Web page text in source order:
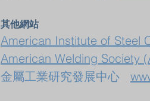
其他網站
American Institute of Steel
American Welding Society
金屬工業研究發展中心